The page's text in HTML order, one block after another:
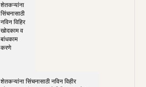
शेतकऱ्यांना
सिंचनासाठी
नविन विहिर
खोदकाम व
बांधकाम
करणे
शेतकऱ्यांना सिंचनासाठी नविन विहीर